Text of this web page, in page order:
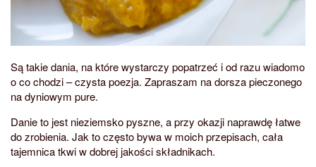
Są takie dania, na które wystarczy popatrzeć i od razu wiadomo
o co chodzi – czysta poezja. Zapraszam na dorsza pieczonego
na dyniowym pure.
Danie to jest nieziemsko pyszne, a przy okazji naprawdę łatwe
do zrobienia. Jak to często bywa w moich przepisach, cała
tajemnica tkwi w dobrej jakości składnikach.